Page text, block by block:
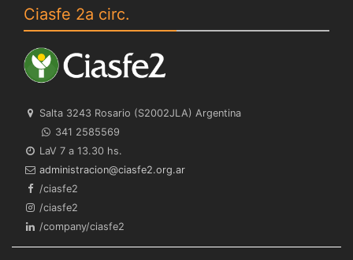
Ciasfe 2a circ.
Salta 3243 Rosario (S2002JLA) Argentina
341 2585569
LaV 7 a 13.30 hs.
ra.gro.2efsaic@noicartsinimda
/ciasfe2
/ciasfe2
/company/ciasfe2